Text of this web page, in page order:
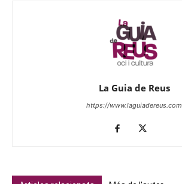
La Guia de Reus
https://www.laguiadereus.com